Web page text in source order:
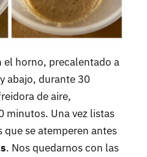
el horno, precalentado a
abajo, durante 30
de aire,
minutos. Una vez listas
que se atemperen antes
. Nos quedarnos con las